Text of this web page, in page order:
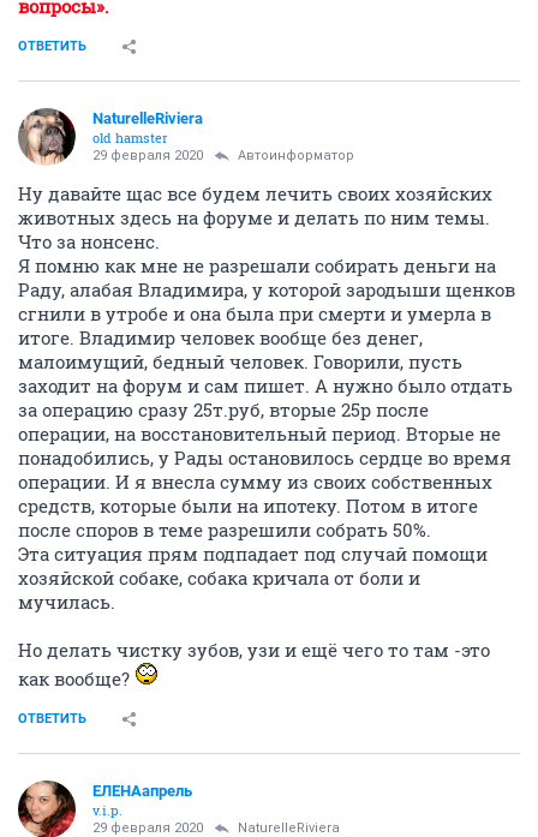
вопросы».
ОТВЕТИТЬ
NaturelleRiviera
old hamster
29 февраля 2020 Автоинформатор
Ну давайте щас все будем лечить своих хозяйских
животных здесь на форуме и делать по ним темы.
Что за нонсенс.
Я помню как мне не разрешали собирать деньги на
Раду, алабая Владимира, у которой зародыши щенков
сгнили в утробе и она была при смерти и умерла в
итоге. Владимир человек вообще без денег,
малоимущий, бедный человек. Говорили, пусть
заходит на форум и сам пишет. А нужно было отдать
за операцию сразу 25т.руб, вторые 25р после
операции, на восстановительный период. Вторые не
понадобились, у Рады остановилось сердце во время
операции. И я внесла сумму из своих собственных
средств, которые были на ипотеку. Потом в итоге
после споров в теме разрешили собрать 50%.
Эта ситуация прям подпадает под случай помощи
хозяйской собаке, собака кричала от боли и
мучилась.
Но делать чистку зубов, узи и ещё чего то там -это
как вообще?
ОТВЕТИТЬ
ЕЛЕНАапрель
v.i.p.
29 февраля 2020 NaturelleRiviera